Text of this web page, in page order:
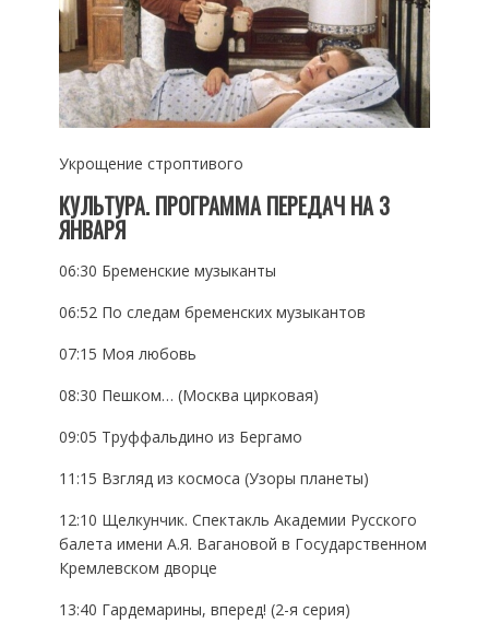
Укрощение строптивого
КУЛЬТУРА. ПРОГРАММА ПЕРЕДАЧ НА 3
ЯНВАРЯ
06:30 Бременские музыканты
06:52 По следам бременских музыкантов
07:15 Моя любовь
08:30 Пешком… (Москва цирковая)
09:05 Труффальдино из Бергамо
11:15 Взгляд из космоса (Узоры планеты)
12:10 Щелкунчик. Спектакль Академии Русского
балета имени А.Я. Вагановой в Государственном
Кремлевском дворце
13:40 Гардемарины, вперед! (2-я серия)